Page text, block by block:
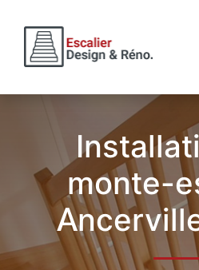
monte-